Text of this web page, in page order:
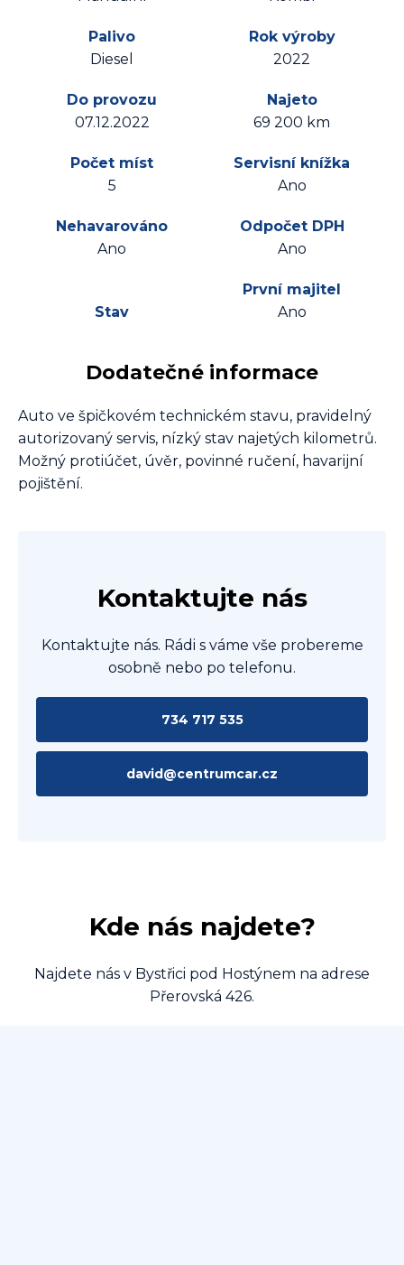
Palivo
Diesel
Rok výroby
2022
Do provozu
07.12.2022
Najeto
69 200 km
Počet míst
5
Servisní knížka
Ano
Nehavarováno
Ano
Odpočet DPH
Ano
Stav
První majitel
Ano
Dodatečné informace
Auto ve špičkovém technickém stavu, pravidelný
autorizovaný servis, nízký stav najetých kilometrů.
Možný protiúčet, úvěr, povinné ručení, havarijní
pojištění.
Kontaktujte nás
Kontaktujte nás. Rádi s váme vše probereme
osobně nebo po telefonu.
734 717 535
david@centrumcar.cz
Kde nás najdete?
Najdete nás v Bystřici pod Hostýnem na adrese
Přerovská 426.